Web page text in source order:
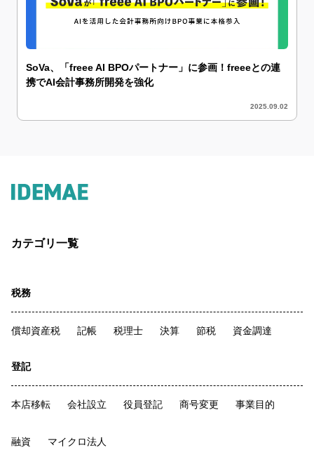
SoVa、「freee AI BPOパートナー」に参画！freeeとの連
携でAI会計事務所開発を強化
2025.09.02
カテゴリ一覧
税務
償却資産税 記帳 税理士 決算 節税 資金調達
登記
本店移転 会社設立 役員登記 商号変更 事業目的
融資 マイクロ法人